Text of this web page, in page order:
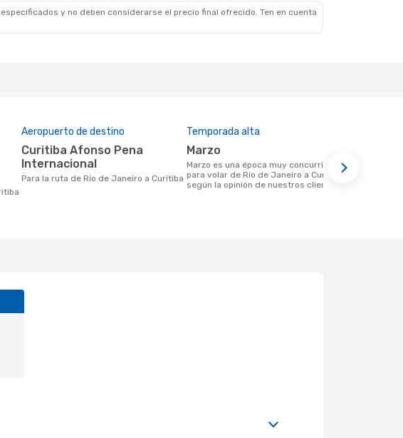
y no deben considerarse el precio final ofrecido. Ten en cuenta
Aeropuerto de destino
Curitiba Afonso Pena
Internacional
Para la ruta de Río de Janeiro a Curitiba
Temporada alta
marzo
marzo es una época muy concurrida
para volar de Río de Janeiro a Curitiba
según la opinión de nuestros clientes